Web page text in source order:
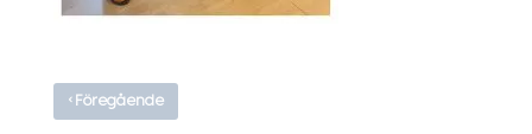
‹Föregående